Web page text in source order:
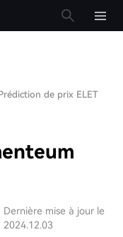
de prix ELET
Dernière mise à jour le
2024.12.03